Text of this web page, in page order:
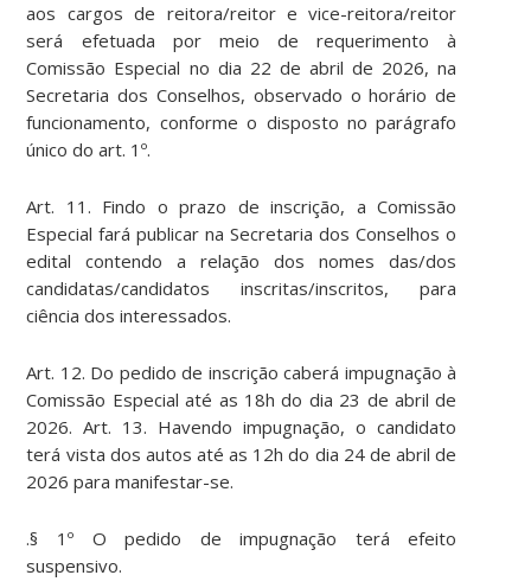
aos cargos de reitora/reitor e vice-reitora/reitor
será efetuada por meio de requerimento à
Comissão Especial no dia 22 de abril de 2026, na
Secretaria dos Conselhos, observado o horário de
funcionamento, conforme o disposto no parágrafo
único do art. 1º.
Art. 11. Findo o prazo de inscrição, a Comissão
Especial fará publicar na Secretaria dos Conselhos o
edital contendo a relação dos nomes das/dos
candidatas/candidatos inscritas/inscritos, para
ciência dos interessados.
Art. 12. Do pedido de inscrição caberá impugnação à
Comissão Especial até as 18h do dia 23 de abril de
2026. Art. 13. Havendo impugnação, o candidato
terá vista dos autos até as 12h do dia 24 de abril de
2026 para manifestar-se.
.§ 1º O pedido de impugnação terá efeito
suspensivo.